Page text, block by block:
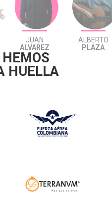
JUAN
ALVAREZ
ALBERTO
PLAZA
HUELLA